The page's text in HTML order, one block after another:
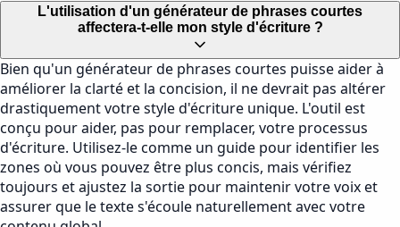
L'utilisation d'un générateur de phrases courtes
affectera-t-elle mon style d'écriture ?
Bien qu'un générateur de phrases courtes puisse aider à
améliorer la clarté et la concision, il ne devrait pas altérer
drastiquement votre style d'écriture unique. L'outil est
conçu pour aider, pas pour remplacer, votre processus
d'écriture. Utilisez-le comme un guide pour identifier les
zones où vous pouvez être plus concis, mais vérifiez
toujours et ajustez la sortie pour maintenir votre voix et
assurer que le texte s'écoule naturellement avec votre